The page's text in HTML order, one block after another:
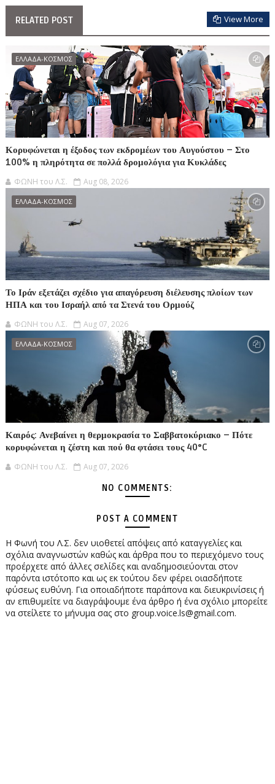
RELATED POST View More
ΕΛΛΑΔΑ-ΚΟΣΜΟΣ
Κορυφώνεται η έξοδος των εκδρομέων του Αυγούστου – Στο
100% η πληρότητα σε πολλά δρομολόγια για Κυκλάδες
ΦΩΝΗ του Λ.Σ. Aug 08, 2026
ΕΛΛΑΔΑ-ΚΟΣΜΟΣ
Το Ιράν εξετάζει σχέδιο για απαγόρευση διέλευσης πλοίων των
ΗΠΑ και του Ισραήλ από τα Στενά του Ορμούζ
ΦΩΝΗ του Λ.Σ. Aug 07, 2026
ΕΛΛΑΔΑ-ΚΟΣΜΟΣ
Καιρός: Ανεβαίνει η θερμοκρασία το Σαββατοκύριακο – Πότε
κορυφώνεται η ζέστη και πού θα φτάσει τους 40°C
ΦΩΝΗ του Λ.Σ. Aug 07, 2026
NO COMMENTS:
POST A COMMENT
Η Φωνή του Λ.Σ. δεν υιοθετεί απόψεις από καταγγελίες και
σχόλια αναγνωστών καθώς και άρθρα που το περιεχόμενο τους
προέρχετε από άλλες σελίδες και αναδημοσιεύονται στον
παρόντα ιστότοπο και ως εκ τούτου δεν φέρει οιασδήποτε
φύσεως ευθύνη. Για οποιαδήποτε παράπονα και διευκρινίσεις ή
αν επιθυμείτε να διαγράψουμε ένα άρθρο ή ένα σχόλιο μπορείτε
να στείλετε το μήνυμα σας στο group.voice.ls@gmail.com.